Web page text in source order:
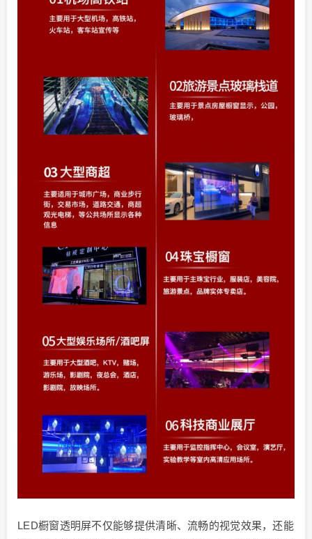
LED橱窗透明屏不仅能够提供清晰、流畅的视觉效果，还能